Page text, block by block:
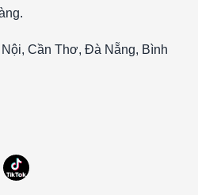
110 Pa
Cần Thơ, Đà Nẵng, Bình